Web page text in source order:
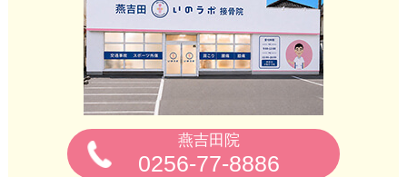
燕吉田院
0256‐77‐8886